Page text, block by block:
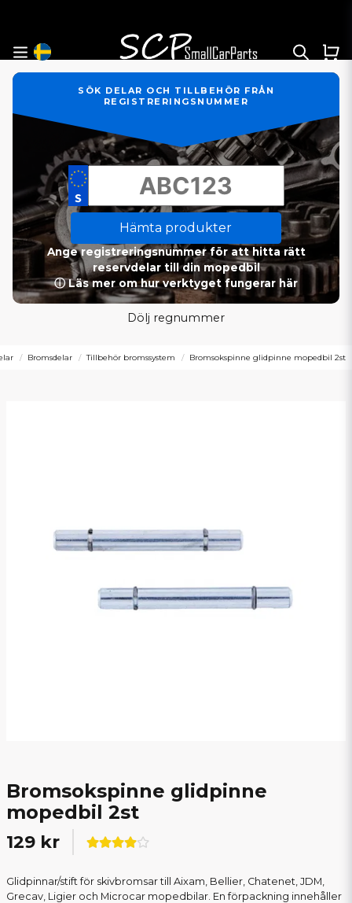
SÖK DELAR OCH TILLBEHÖR FRÅN
REGISTRERINGSNUMMER
Hämta produkter
Ange registreringsnummer för att hitta rätt
reservdelar till din mopedbil
ⓘ Läs mer om hur verktyget fungerar här
Dölj regnummer
Bromsdelar Tillbehör bromssystem Bromsokspinne glidpinne mopedbil 2st
Bromsokspinne glidpinne
mopedbil 2st
129 kr
Glidpinnar/stift för skivbromsar till Aixam, Bellier, Chatenet, JDM,
Grecav, Ligier och Microcar mopedbilar. En förpackning innehåller